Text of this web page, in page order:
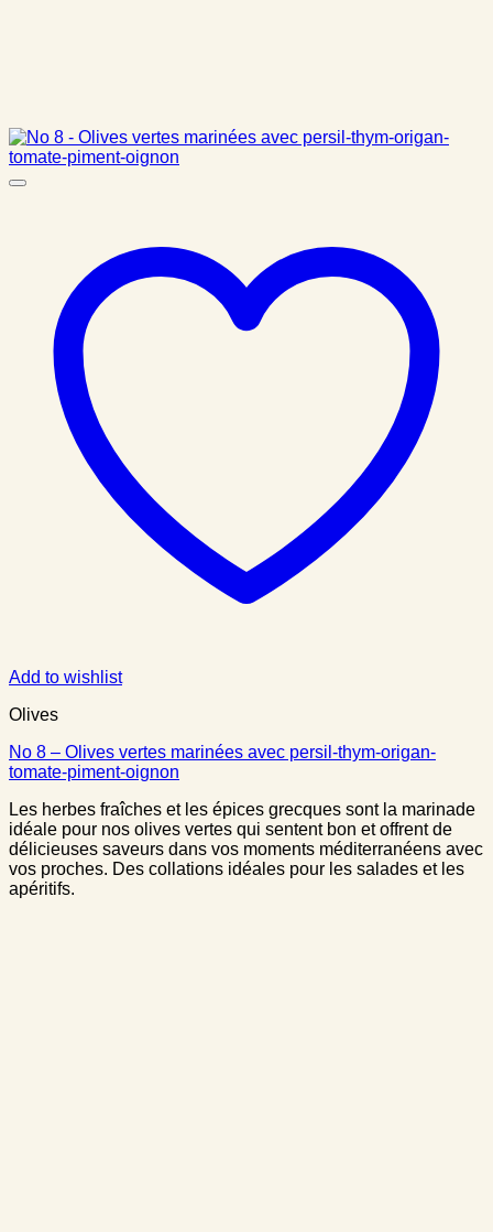
Add to wishlist
Olives
No 8 – Olives vertes marinées avec persil-thym-origan-
tomate-piment-oignon
Les herbes fraîches et les épices grecques sont la marinade
idéale pour nos olives vertes qui sentent bon et offrent de
délicieuses saveurs dans vos moments méditerranéens avec
vos proches. Des collations idéales pour les salades et les
apéritifs.